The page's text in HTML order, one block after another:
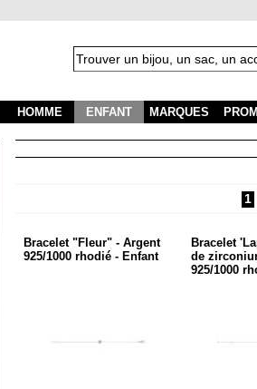
HOMME ENFANT MARQUES
1
Bracelet "Fleur" - Argent
925/1000 rhodié - Enfant
Bracelet
de
925/1000